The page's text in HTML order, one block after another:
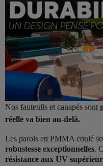
Nos fauteuils et canapés sont
réelle va bien au-delà.
Les parois en PMMA coulé
robustesse exceptionnelles.
résistance aux UV